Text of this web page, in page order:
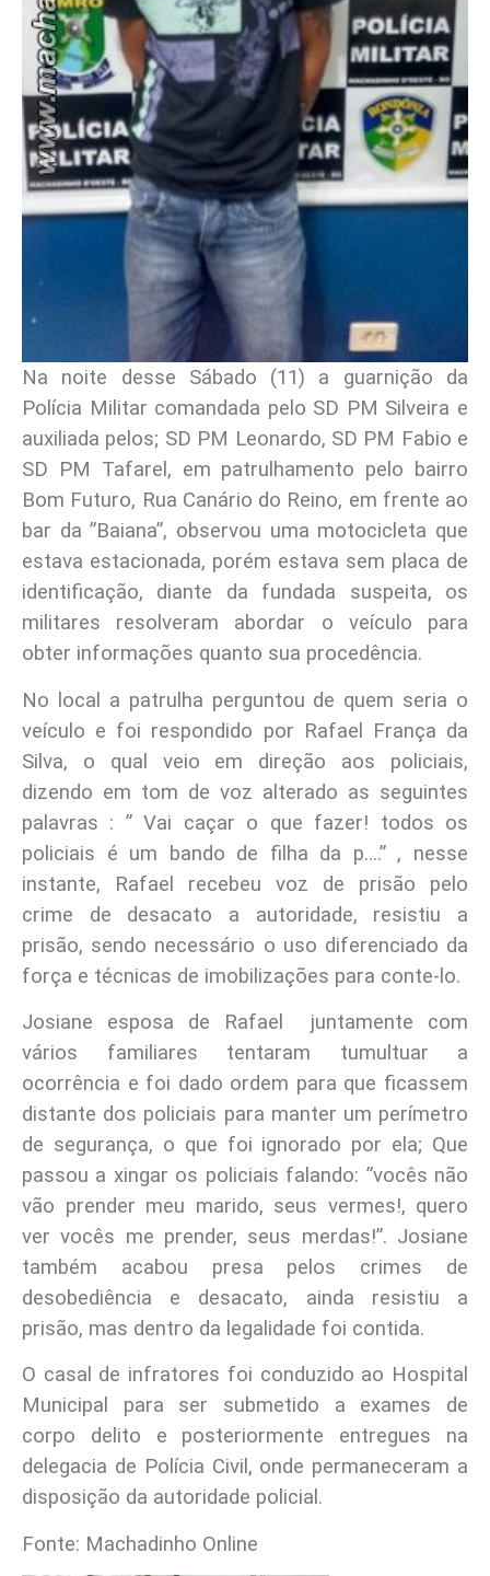
Na noite desse Sábado (11) a guarnição da
Polícia Militar comandada pelo SD PM Silveira e
auxiliada pelos; SD PM Leonardo, SD PM Fabio e
SD PM Tafarel, em patrulhamento pelo bairro
Bom Futuro, Rua Canário do Reino, em frente ao
bar da ”Baiana”, observou uma motocicleta que
estava estacionada, porém estava sem placa de
identificação, diante da fundada suspeita, os
militares resolveram abordar o veículo para
obter informações quanto sua procedência.
No local a patrulha perguntou de quem seria o
veículo e foi respondido por Rafael França da
Silva, o qual veio em direção aos policiais,
dizendo em tom de voz alterado as seguintes
palavras : ” Vai caçar o que fazer! todos os
policiais é um bando de filha da p….” , nesse
instante, Rafael recebeu voz de prisão pelo
crime de desacato a autoridade, resistiu a
prisão, sendo necessário o uso diferenciado da
força e técnicas de imobilizações para conte-lo.
Josiane esposa de Rafael juntamente com
vários familiares tentaram tumultuar a
ocorrência e foi dado ordem para que ficassem
distante dos policiais para manter um perímetro
de segurança, o que foi ignorado por ela; Que
passou a xingar os policiais falando: ”vocês não
vão prender meu marido, seus vermes!, quero
ver vocês me prender, seus merdas!”. Josiane
também acabou presa pelos crimes de
desobediência e desacato, ainda resistiu a
prisão, mas dentro da legalidade foi contida.
O casal de infratores foi conduzido ao Hospital
Municipal para ser submetido a exames de
corpo delito e posteriormente entregues na
delegacia de Polícia Civil, onde permaneceram a
disposição da autoridade policial.
Fonte: Machadinho Online